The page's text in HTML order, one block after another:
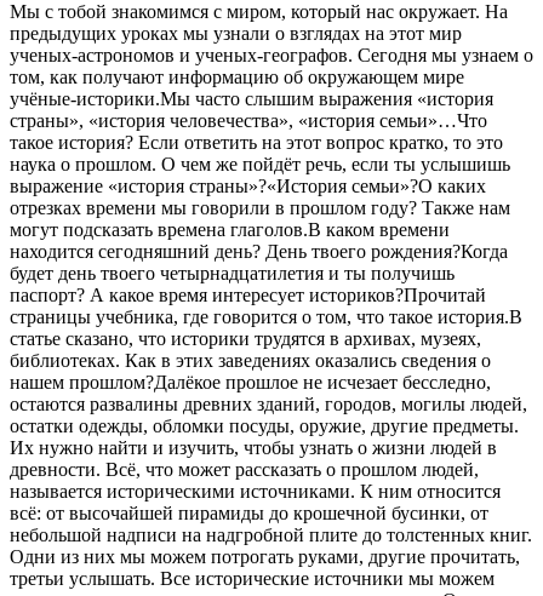
Мы с тобой знакомимся с миром, который нас окружает. На
предыдущих уроках мы узнали о взглядах на этот мир
ученых-астрономов и ученых-географов. Сегодня мы узнаем о
том, как получают информацию об окружающем мире
учёные-историки.Мы часто слышим выражения «история
страны», «история человечества», «история семьи»…Что
такое история? Если ответить на этот вопрос кратко, то это
наука о прошлом. О чем же пойдёт речь, если ты услышишь
выражение «история страны»?«История семьи»?О каких
отрезках времени мы говорили в прошлом году? Также нам
могут подсказать времена глаголов.В каком времени
находится сегодняшний день? День твоего рождения?Когда
будет день твоего четырнадцатилетия и ты получишь
паспорт? А какое время интересует историков?Прочитай
страницы учебника, где говорится о том, что такое история.В
статье сказано, что историки трудятся в архивах, музеях,
библиотеках. Как в этих заведениях оказались сведения о
нашем прошлом?Далёкое прошлое не исчезает бесследно,
остаются развалины древних зданий, городов, могилы людей,
остатки одежды, обломки посуды, оружие, другие предметы.
Их нужно найти и изучить, чтобы узнать о жизни людей в
древности. Всё, что может рассказать о прошлом людей,
называется историческими источниками. К ним относится
всё: от высочайшей пирамиды до крошечной бусинки, от
небольшой надписи на надгробной плите до толстенных книг.
Одни из них мы можем потрогать руками, другие прочитать,
третьи услышать. Все исторические источники мы можем